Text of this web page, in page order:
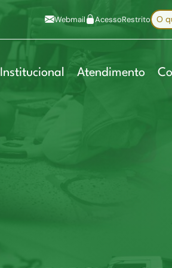
Alt+6
Webmail AcessoRestrito
Institucional Atendimento